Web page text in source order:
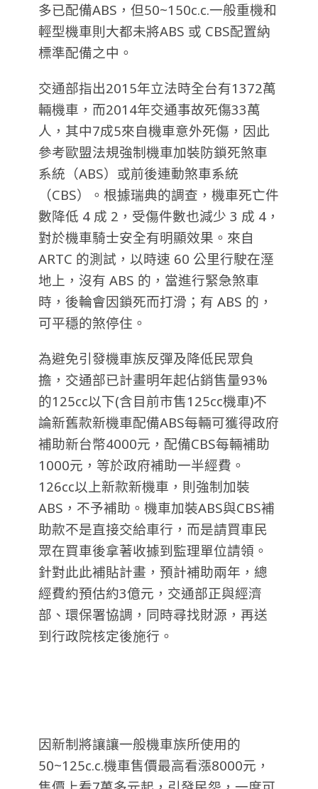
多已配備ABS，但50~150c.c.一般重機和
輕型機車則大都未將ABS 或 CBS配置納
標準配備之中。
交通部指出2015年立法時全台有1372萬
輛機車，而2014年交通事故死傷33萬
人，其中7成5來自機車意外死傷，因此
參考歐盟法規強制機車加裝防鎖死煞車
系統（ABS）或前後連動煞車系統
（CBS）。根據瑞典的調查，機車死亡件
數降低 4 成 2，受傷件數也減少 3 成 4，
對於機車騎士安全有明顯效果。來自
ARTC 的測試，以時速 60 公里行駛在溼
地上，沒有 ABS 的，當進行緊急煞車
時，後輪會因鎖死而打滑；有 ABS 的，
可平穩的煞停住。
為避免引發機車族反彈及降低民眾負
擔，交通部已計畫明年起佔銷售量93%
的125cc以下(含目前市售125cc機車)不
論新舊款新機車配備ABS每輛可獲得政府
補助新台幣4000元，配備CBS每輛補助
1000元，等於政府補助一半經費。
126cc以上新款新機車，則強制加裝
ABS，不予補助。機車加裝ABS與CBS補
助款不是直接交給車行，而是請買車民
眾在買車後拿著收據到監理單位請領。
針對此此補貼計畫，預計補助兩年，總
經費約預估約3億元，交通部正與經濟
部、環保署協調，同時尋找財源，再送
到行政院核定後施行。
因新制將讓讓一般機車族所使用的
50~125c.c.機車售價最高看漲8000元，